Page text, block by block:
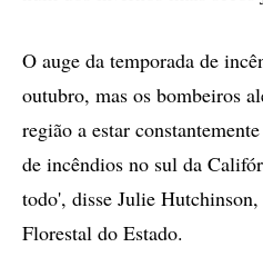
O auge da temporada de
outubro, mas os bombeiros
região a estar
de incêndios no sul da
todo', disse Julie
Florestal do Estado.